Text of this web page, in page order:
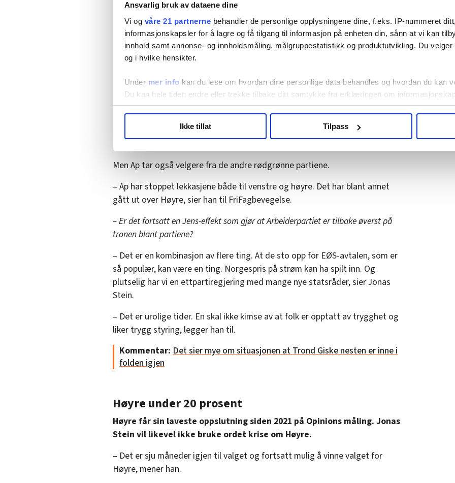
Ansvarlig bruk av dataene dine
Vi og våre 21 partnerne behandler de personlige opplysningene dine, f.eks. IP-nummeret
informasjonskapsler for å lagre og få tilgang til informasjon på enheten din, sånn at vi kan
innhold samt annonse- og innholdsmåling, målgruppestatistikk og produktutvikling. Du
og i hvilke hensikter.
Under mer info kan du lese om hvordan dine personlige data behandles og hvordan du kan
Du kan hele tiden endre eller trekke tilbake ditt samtykke fra erklæringen om
hvordan våre nettsider blir brukt slik at vi tilby relevant innhold, tilpassede annonser og
Ikke tillat Tilpass
– Arbeiderpartiet står opp for norske arbeidsplasser gjennom vår viktigste
avtale til Europa, og vi tar vare på tryggheten i landet vårt gjennom nært
samarbeid med naboland og allierte, sier Støre.
Kommentar:Ap har løftet seg mirakuløst
Lekkasjene stoppet
Valgforsker ved UiT, Norges arktiske universitet, Jonas Stein, sier at Ap nå
vokser gjennom å ta tilbake de såkalte lillavelgerne – altså de velgerne som er
Men Ap tar også velgere fra de andre rødgrønne partiene.
– Ap har stoppet lekkasjene både til venstre og høyre. Det har blant annet
gått ut over Høyre, sier han til FriFagbevegelse.
– Er det fortsatt en Jens-effekt som gjør at Arbeiderpartiet er tilbake øverst på
tronen blant partiene?
– Det er en kombinasjon av flere ting. At de sto opp for EØS-avtalen, som er
så populær, kan være en ting. Norgespris på strøm kan ha spilt inn. Og
plutselig har vi en ettpartiregjering med mange nye statsråder, sier Jonas
Stein.
– Det er urolige tider. En skal ikke kimse av at folk er opptatt av trygghet og
liker trygg styring, legger han til.
Kommentar: Det sier mye om situasjonen at Trond Giske nesten er inne i
folden igjen
Høyre under 20 prosent
Høyre får sin laveste oppslutning siden 2021 på Opinions måling. Jonas
Stein vil likevel ikke bruke ordet krise om Høyre.
– Det er sju måneder igjen til valget og fortsatt mulig å vinne valget for
Høyre, mener han.